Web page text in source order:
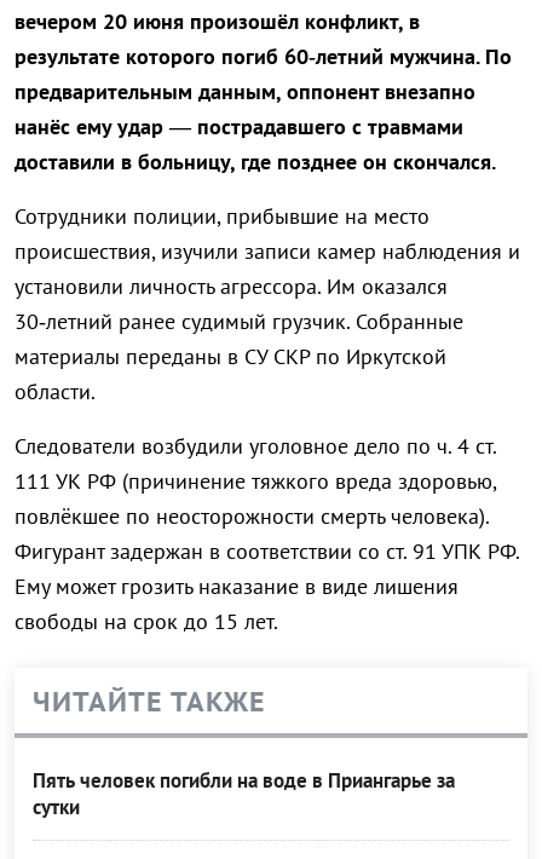
вечером 20 июня произошёл конфликт, в
результате которого погиб 60‑летний мужчина. По
предварительным данным, оппонент внезапно
нанёс ему удар — пострадавшего с травмами
доставили в больницу, где позднее он скончался.
Сотрудники полиции, прибывшие на место
происшествия, изучили записи камер наблюдения и
установили личность агрессора. Им оказался
30‑летний ранее судимый грузчик. Собранные
материалы переданы в СУ СКР по Иркутской
области.
Следователи возбудили уголовное дело по ч. 4 ст.
111 УК РФ (причинение тяжкого вреда здоровью,
повлёкшее по неосторожности смерть человека).
Фигурант задержан в соответствии со ст. 91 УПК РФ.
Ему может грозить наказание в виде лишения
свободы на срок до 15 лет.
ЧИТАЙТЕ ТАКЖЕ
Пять человек погибли на воде в Приангарье за
сутки